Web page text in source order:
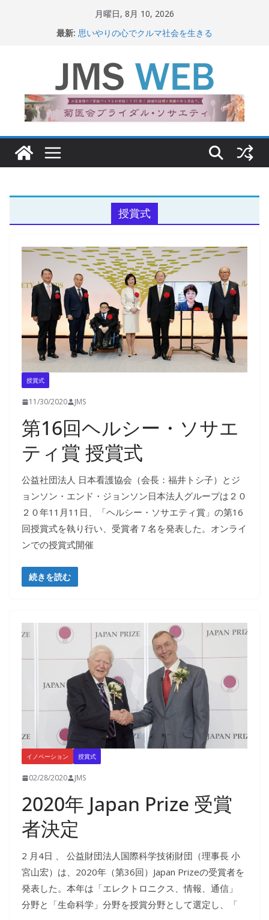
ッ
月曜日, 8月 10, 2026
最新: 思いやりの心でクルマ社会を生きる
関東大震災から100 年
新生ニッポン！
授賞式
授賞式
11/30/2020 JMS
第16回ヘルシー・ソサエ
ティ賞 授賞式
公益社団法人 日本看護協会（会長：福井トシ子）とジ
ョンソン・エンド・ジョンソン日本法人グループは２０
２０年11月11日、「ヘルシー・ソサエティ賞」の第16
回授賞式を執り行い、受賞者７名を発表した。オンライ
ンでの授賞式開催
続きを読む
イノベーション 授賞式
02/28/2020 JMS
2020年 Japan Prize 受賞
者決定
2 月4日 、 公益財団法人国際科学技術財団（理事長 小
宮山宏）は、2020年（第36回）Japan Prizeの受賞者を
発表した。本年は「エレクトロニクス、情報、通信」
分野と「生命科学」分野を授賞分野として選定し、「